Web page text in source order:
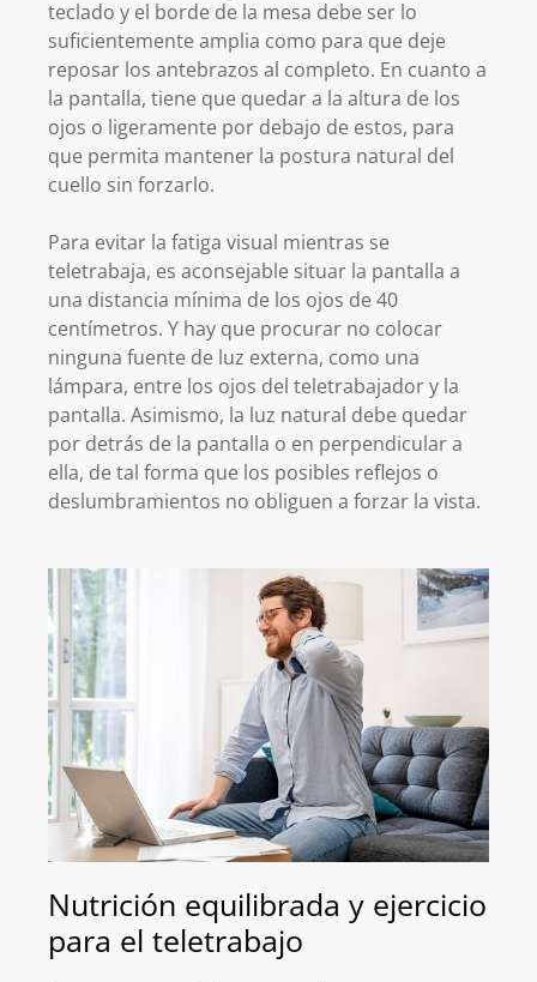
teclado y el borde de la mesa debe ser lo
suficientemente amplia como para que deje
reposar los antebrazos al completo. En cuanto a
la pantalla, tiene que quedar a la altura de los
ojos o ligeramente por debajo de estos, para
que permita mantener la postura natural del
cuello sin forzarlo.
Para evitar la fatiga visual mientras se
teletrabaja, es aconsejable situar la pantalla a
una distancia mínima de los ojos de 40
centímetros. Y hay que procurar no colocar
ninguna fuente de luz externa, como una
lámpara, entre los ojos del teletrabajador y la
pantalla. Asimismo, la luz natural debe quedar
por detrás de la pantalla o en perpendicular a
ella, de tal forma que los posibles reflejos o
deslumbramientos no obliguen a forzar la vista.
Nutrición equilibrada y ejercicio
para el teletrabajo